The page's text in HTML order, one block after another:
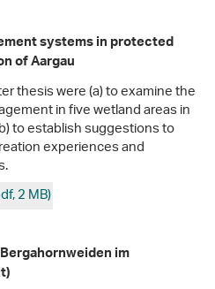
systems in protected
of Aargau
thesis were (a) to examine the
in five wetland areas in
to establish suggestions to
experiences and
2 MB)
im